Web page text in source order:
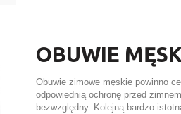
OBUWIE
Obuwie zimowe męskie powinno
odpowiednią ochronę przed
bezwzględny. Kolejną bardzo